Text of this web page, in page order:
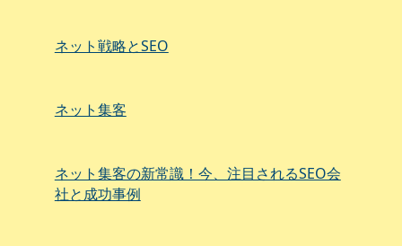
ネット戦略とSEO
ネット集客
ネット集客の新常識！今、注目されるSEO会
社と成功事例